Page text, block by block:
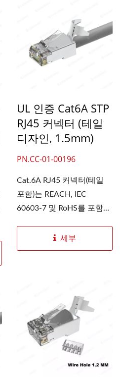
UL 인증 Cat6A STP
RJ45 커넥터 (테일
디자인, 1.5mm)
PN.CC-01-00196
Cat.6A RJ45 커넥터(테일
포함)는 REACH, IEC
60603-7 및 RoHS를 포함한
세부